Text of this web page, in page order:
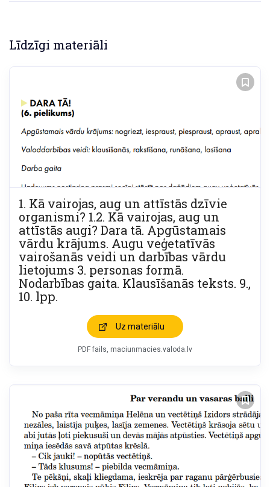
Līdzīgi materiāli
1. Kā vairojas, aug un attīstās dzīvie
organismi? 1.2. Kā vairojas, aug un
attīstās augi? Dara tā. Apgūstamais
vārdu krājums. Augu veģetatīvās
vairošanās veidi un darbības vārdu
lietojums 3. personas formā.
Nodarbības gaita. Klausīšanās teksts. 9.,
10. lpp.
Uz materiālu
PDF fails, maciunmacies.valoda.lv